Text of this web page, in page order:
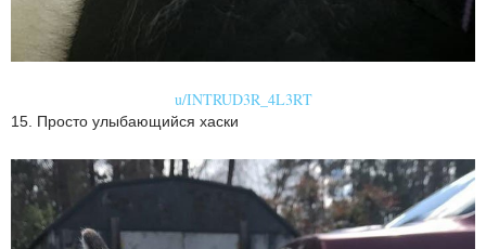
u/INTRUD3R_4L3RT
15. Просто улыбающийся хаски